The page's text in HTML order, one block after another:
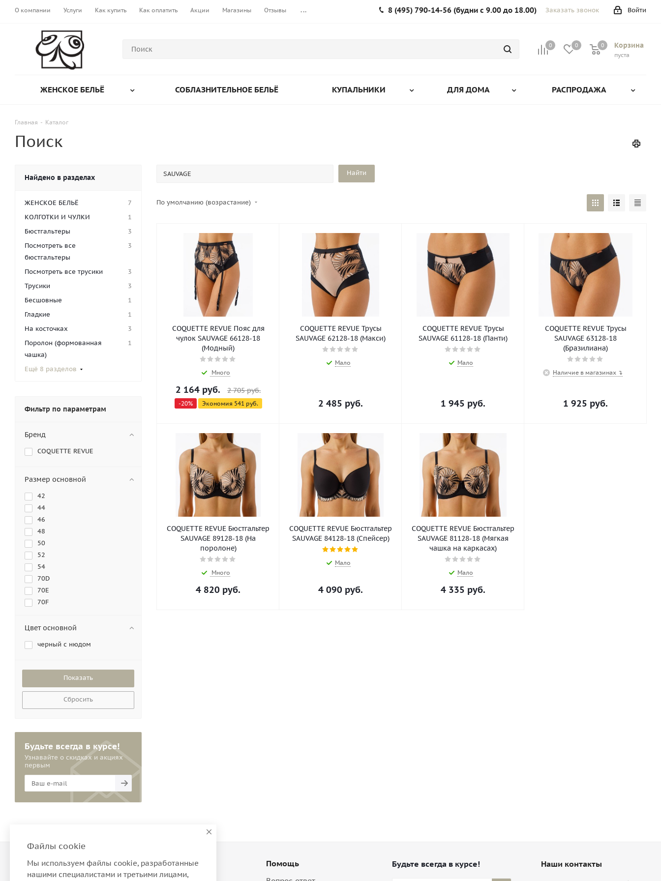
О компании Услуги Как купить Как оплатить Акции Магазины Отзывы ... Войти
8 (495) 790-14-56 (будни с 9.00 до 18.00) Заказать звонок
0 0 Корзина
0
пуста
0
ЖЕНСКОЕ БЕЛЬЁ СОБЛАЗНИТЕЛЬНОЕ БЕЛЬЁ КУПАЛЬНИКИ ДЛЯ ДОМА РАСПРОДАЖА
Главная - Каталог
Поиск
По умолчанию (возрастание)
COQUETTE REVUE Пояс для
чулок SAUVAGE 66128-18
(Модный)
Много
2 164 руб. 2 705руб.
-20% Экономия 541 руб.
COQUETTE REVUE Трусы
SAUVAGE 62128-18 (Макси)
Мало
2 485 руб.
COQUETTE REVUE Трусы
SAUVAGE 61128-18 (Панти)
Мало
1 945 руб.
COQUETTE REVUE Трусы
SAUVAGE 63128-18
(Бразилиана)
Наличие в магазинах ↴
1 925 руб.
COQUETTE REVUE Бюстгальтер
SAUVAGE 89128-18 (На
поролоне)
Много
4 820 руб.
COQUETTE REVUE Бюстгальтер
SAUVAGE 84128-18 (Спейсер)
Мало
4 090 руб.
COQUETTE REVUE Бюстгальтер
SAUVAGE 81128-18 (Мягкая
чашка на каркасах)
Мало
4 335 руб.
Найдено в разделах
ЖЕНСКОЕ БЕЛЬЁ
7
КОЛГОТКИ И ЧУЛКИ
1
Бюстгальтеры
3
Посмотреть все
бюстгальтеры
3
Посмотреть все трусики
3
Трусики
3
Бесшовные
1
Гладкие
1
На косточках
3
Поролон (формованная
чашка)
1
Ещё 8 разделов
Фильтр по параметрам
Бренд
COQUETTE REVUE
Размер основной
42
44
46
48
50
52
54
70D
70E
70F
75B
75E
75J
80C
80D
80E
80F
80H
80I
85E
85F
85G
Цвет основной
черный с нюдом
Сбросить
Будьте всегда в курсе!
Узнавайте о скидках и акциях
первым
О компании Новости Помощь Будьте всегда в курсе! Наши контакты
Файлы cookie
Мы используем файлы cookie, разработанные
нашими специалистами и третьими лицами,